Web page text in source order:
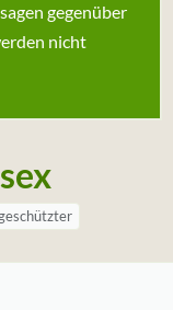
gegenüber
nicht